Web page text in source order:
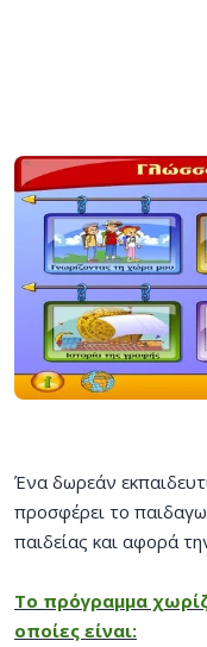
Ένα δωρεάν
προσφέρει το
παιδείας και αφορά
Το πρόγραμμα
οποίες είναι: